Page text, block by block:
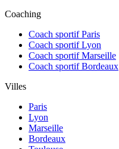
Coaching
Coach sportif Paris
Coach sportif Lyon
Coach sportif Marseille
Coach sportif Bordeaux
Villes
Paris
Lyon
Marseille
Bordeaux